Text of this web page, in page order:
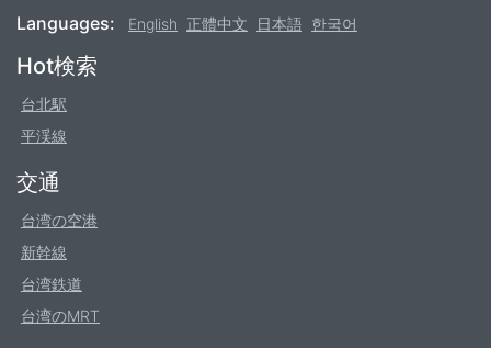
Languages: English 正體中文 日本語 한국어
Footer
Hot検索
台北駅
平渓線
交通
台湾の空港
新幹線
台湾鉄道
台湾のMRT